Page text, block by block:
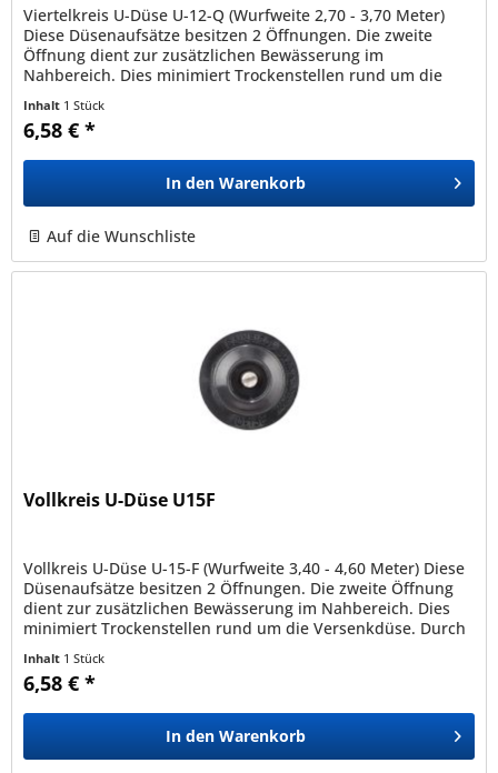
Viertelkreis U-Düse U-12-Q (Wurfweite 2,70 - 3,70 Meter)
Diese Düsenaufsätze besitzen 2 Öffnungen. Die zweite
Öffnung dient zur zusätzlichen Bewässerung im
Nahbereich. Dies minimiert Trockenstellen rund um die
Inhalt 1 Stück
6,58 € *
In den Warenkorb
Auf die Wunschliste
Vollkreis U-Düse U15F
Vollkreis U-Düse U-15-F (Wurfweite 3,40 - 4,60 Meter) Diese
Düsenaufsätze besitzen 2 Öffnungen. Die zweite Öffnung
dient zur zusätzlichen Bewässerung im Nahbereich. Dies
minimiert Trockenstellen rund um die Versenkdüse. Durch
Inhalt 1 Stück
6,58 € *
In den Warenkorb